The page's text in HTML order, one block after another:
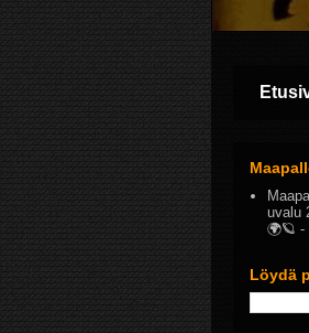
uvalu
🌍🪐 -
Löydä